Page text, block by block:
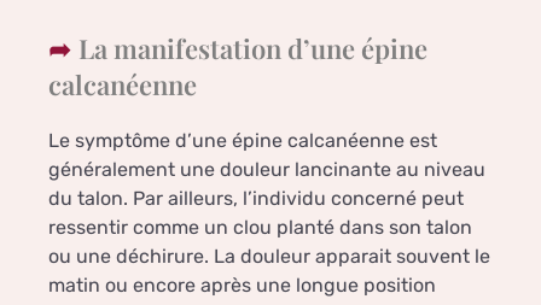
La manifestation d’une épine
calcanéenne
Le symptôme d’une épine calcanéenne est
généralement une douleur lancinante au niveau
du talon. Par ailleurs, l’individu concerné peut
ressentir comme un clou planté dans son talon
ou une déchirure. La douleur apparait souvent le
matin ou encore après une longue position